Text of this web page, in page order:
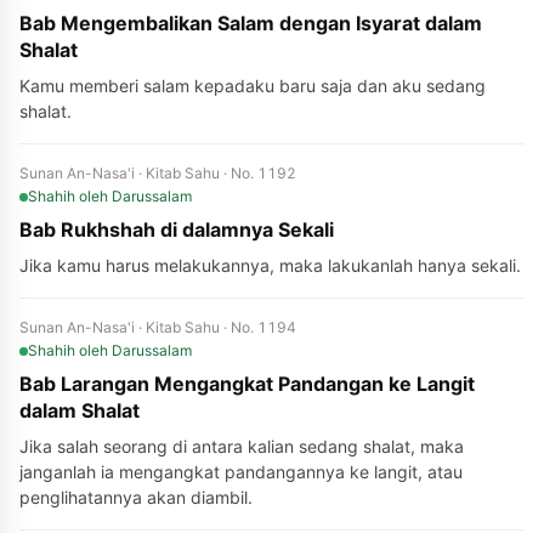
Bab Mengembalikan Salam dengan Isyarat dalam
Shalat
Kamu memberi salam kepadaku baru saja dan aku sedang
shalat.
Sunan An-Nasa'i · Kitab Sahu · No. 1192
Shahih oleh Darussalam
Bab Rukhshah di dalamnya Sekali
Jika kamu harus melakukannya, maka lakukanlah hanya sekali.
Sunan An-Nasa'i · Kitab Sahu · No. 1194
Shahih oleh Darussalam
Bab Larangan Mengangkat Pandangan ke Langit
dalam Shalat
Jika salah seorang di antara kalian sedang shalat, maka
janganlah ia mengangkat pandangannya ke langit, atau
penglihatannya akan diambil.